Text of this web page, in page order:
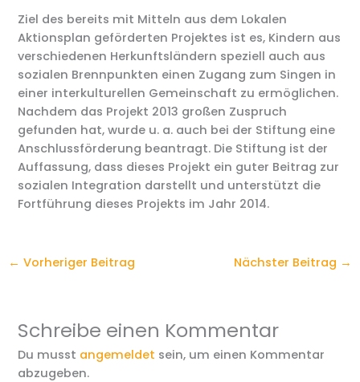
Ziel des bereits mit Mitteln aus dem Lokalen
Aktionsplan geförderten Projektes ist es, Kindern aus
verschiedenen Herkunftsländern speziell auch aus
sozialen Brennpunkten einen Zugang zum Singen in
einer interkulturellen Gemeinschaft zu ermöglichen.
Nachdem das Projekt 2013 großen Zuspruch
gefunden hat, wurde u. a. auch bei der Stiftung eine
Anschlussförderung beantragt. Die Stiftung ist der
Auffassung, dass dieses Projekt ein guter Beitrag zur
sozialen Integration darstellt und unterstützt die
Fortführung dieses Projekts im Jahr 2014.
← Vorheriger Beitrag Nächster Beitrag →
Schreibe einen Kommentar
Du musst angemeldet sein, um einen Kommentar
abzugeben.